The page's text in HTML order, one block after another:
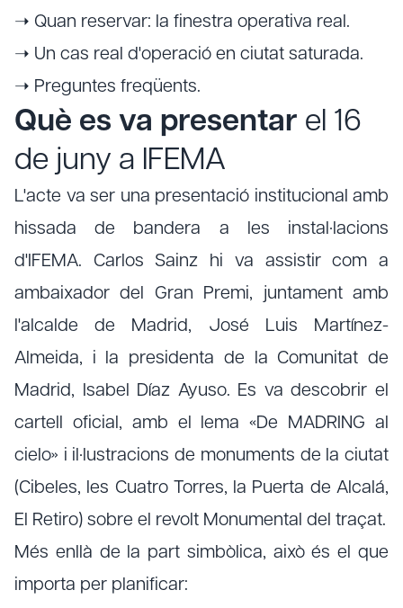
➝ Quan reservar: la finestra operativa real.
➝ Un cas real d'operació en ciutat saturada.
➝ Preguntes freqüents.
Què es va presentar el 16
de juny a IFEMA
L'acte va ser una presentació institucional amb
hissada de bandera a les instal·lacions
d'IFEMA. Carlos Sainz hi va assistir com a
ambaixador del Gran Premi, juntament amb
l'alcalde de Madrid, José Luis Martínez-
Almeida, i la presidenta de la Comunitat de
Madrid, Isabel Díaz Ayuso. Es va descobrir el
cartell oficial, amb el lema «De MADRING al
cielo» i il·lustracions de monuments de la ciutat
(Cibeles, les Cuatro Torres, la Puerta de Alcalá,
El Retiro) sobre el revolt Monumental del traçat.
Més enllà de la part simbòlica, això és el que
importa per planificar: